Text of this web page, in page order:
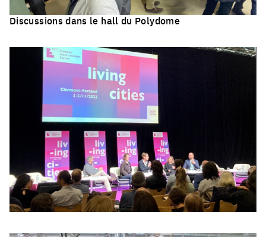
Discussions dans le hall du Polydome